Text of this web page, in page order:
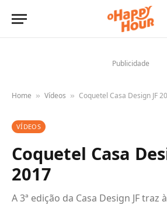
Publicidade
Home » Vídeos » Coquetel Casa Design JF
VÍDEOS
Coquetel Casa
2017
A 3ª edição da Casa Design JF traz